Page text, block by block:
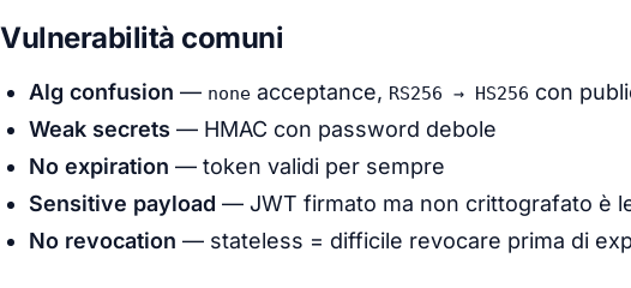
Vulnerabilità comuni
Alg confusion — none acceptance, RS256 → HS256 con
Weak secrets — HMAC con password debole
No expiration — token validi per sempre
Sensitive payload — JWT firmato ma non crittografato è
No revocation — stateless = difficile revocare prima di